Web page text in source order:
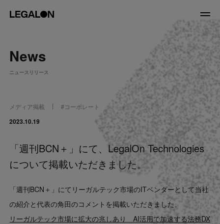
About
役員紹介
Service
News
LegalOn Now
News
ニュースリリース
メディア掲載 #コーポレート
2023.10.19
「週刊BCN＋」にて、LegalOn Technologies
について掲載いただきました。
「週刊BCN＋」にてリーガルテック市場のITベンダーとして当社
の紹介と代表の角田のコメントを掲載いただきました。
リーガルテック市場に拡大の兆しあり AI活用で加速する法務DX